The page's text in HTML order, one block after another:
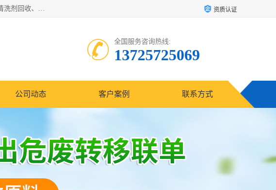
东莞市大岭山莞峰清洗剂经营部拥有的回收加工设备，大量废油回收、废清洗剂回收、废溶剂油回收、机械废油废清洗剂回收、废碳氢回收、碳氢液压油回收、碳氢二氯回收等废清洗剂处理；我们只是提供废旧化工原料的循环使用存放点，执行正规的存放，有正规的回收资质处理。同时我们公司批发零售回收级清洗剂，脱模油再生基础油，质量保证。 资质认证
全国服务咨询热线:
13725725069
公司动态 客户案例 联系方式